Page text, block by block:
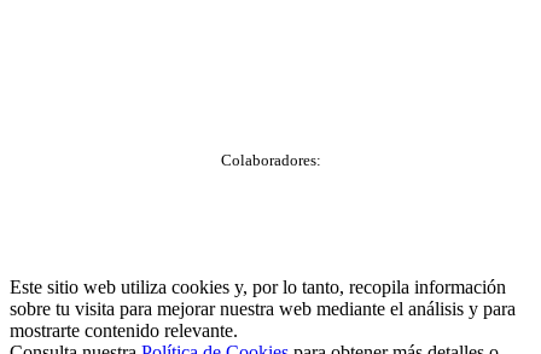
Colaboradores:
Este sitio web utiliza cookies y, por lo tanto, recopila información
sobre tu visita para mejorar nuestra web mediante el análisis y para
mostrarte contenido relevante.